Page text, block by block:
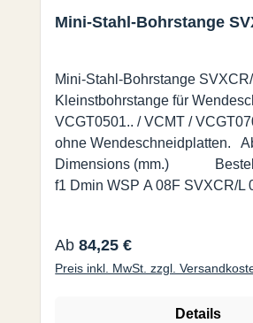
Mini-Stahl-Bohrstange
Mini-Stahl-Bohrstange
Kleinstbohrstange für
VCGT0501.. / VCMT /
ohne Wendeschneidplatten. Abmessungen |
Dimensions (mm.) Bestell-Nr. d l1 l2 f
f1 Dmin WSP A 08F SVXCR/L 05 8 80 15 5 3
SVXCR/L 07 12 125 28 9 3 15,5 A 16M
SVXCR/L 07 16 150 36 11 3
Regulärer Preis:
Ab 84,25 €
Preis inkl. MwSt. zzgl.
Details